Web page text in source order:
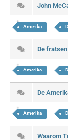
John
Amerika
De
Amerika
De
Amerika
Waarom